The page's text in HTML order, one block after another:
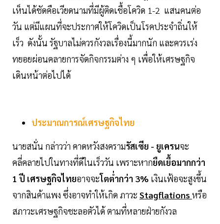
เห็นได้ชัดคือเวียดนามที่มีผู้ติดเชื้อโควิด 1-2 แสนคนต่อ
วัน แต่มีแผนที่จะประกาศให้โควิดเป็นโรคประจำถิ่นให้
เร็ว ดังนั้น รัฐบาลไม่ควรกังวลเรื่องนี้มากนัก และควรเร่ง
ทยอยผ่อนคลายการจัดกิจกรรมต่าง ๆ เพื่อให้เศรษฐกิจ
เดินหน้าต่อไปได้
ประมาณการณ์เศรษฐกิจไทย
นายสนั่น กล่าวว่า คาดหวังสงครามรัสเซีย - ยูเครนจะ
คลี่คลายไปในทางที่ดีในเร็ววัน เพราะหากยืดเยื้อมากกว่า
1 ปี เศรษฐกิจไทยอาจจะโตต่ำกว่า 3% เงินเฟ้อจะสูงขึ้น
จากสินค้าแพง ซึ่งอาจทำให้เกิด ภาวะ Stagflations หรือ
สภาวะเศรษฐกิจชะลอตัวได้ ตามที่หลายฝ่ายกังวล